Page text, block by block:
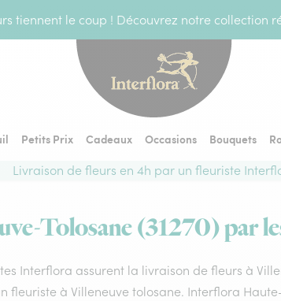
tiennent le coup ! Découvrez notre collection
Petits Prix Cadeaux Occasions Bouquets
Livraison de fleurs en 4h par un fleuriste
Tolosane (31270) par
Interflora assurent la livraison de fleurs à
fleuriste à Villeneuve tolosane. Interflora